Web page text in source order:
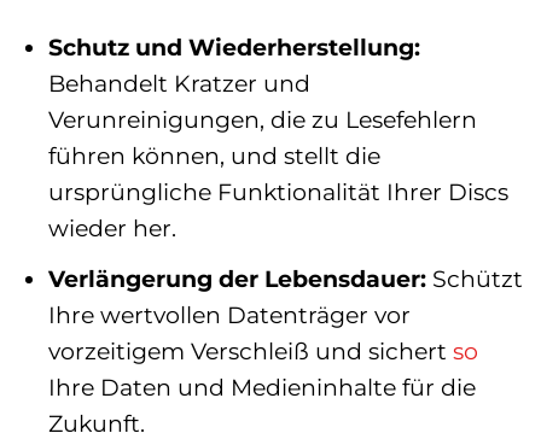
Schutz und Wiederherstellung:
Behandelt Kratzer und
Verunreinigungen, die zu Lesefehlern
führen können, und stellt die
ursprüngliche Funktionalität Ihrer Discs
wieder her.
Verlängerung der Lebensdauer:Schützt
Ihre wertvollen Datenträger vor
vorzeitigem Verschleiß und sichert so
Ihre Daten und Medieninhalte für die
Zukunft.